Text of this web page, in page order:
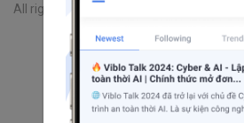
All rights reserved